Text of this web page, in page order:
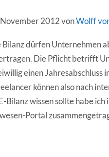
2012 vonWolff
Bilanz dürfen Unternehmen
Die Pflicht betrifft
einen Jahresabschluss
können also nach
Bilanz wissen sollte habe ich
Portal